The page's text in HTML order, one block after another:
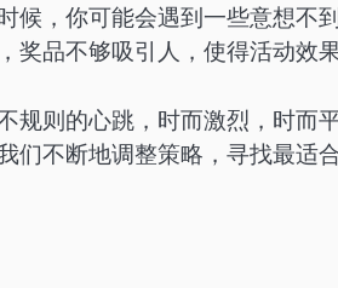
候，你可能会遇到一些意想不
品不够吸引人，使得活动效果
规则的心跳，时而激烈，时而
不断地调整策略，寻找最适合